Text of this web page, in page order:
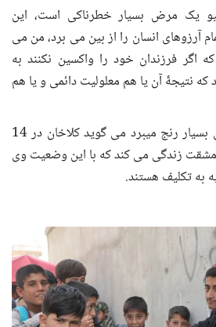
یک مرض بسیار خطرناکی است، این
آرزوهای انسان را از بین می برد، من می
اگر فرزندان خود را واکسین نکنند به
نتیجۀ آن یا هم معلولیت دائمی و یا هم
مادر کلاخان که بخاطر وی بسیار رنج میبرد می گوید کلاخان در 14
زندگی می کند که با این وضعیت وی
به تکلیف هستند.